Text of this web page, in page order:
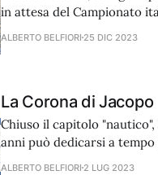
in attesa del Campionato
ALBERTO BELFIORI 25 DIC 2023
La Corona di Jacopo
Chiuso il capitolo
anni può dedicarsi a
ALBERTO BELFIORI 2 LUG 2023